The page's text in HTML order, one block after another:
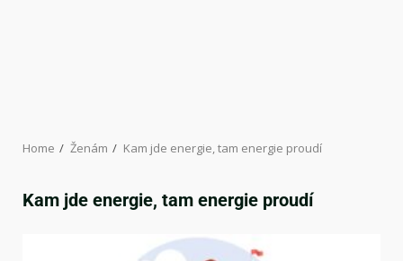
Home Ženám Kam jde energie, tam energie proudí
Kam jde energie, tam energie proudí